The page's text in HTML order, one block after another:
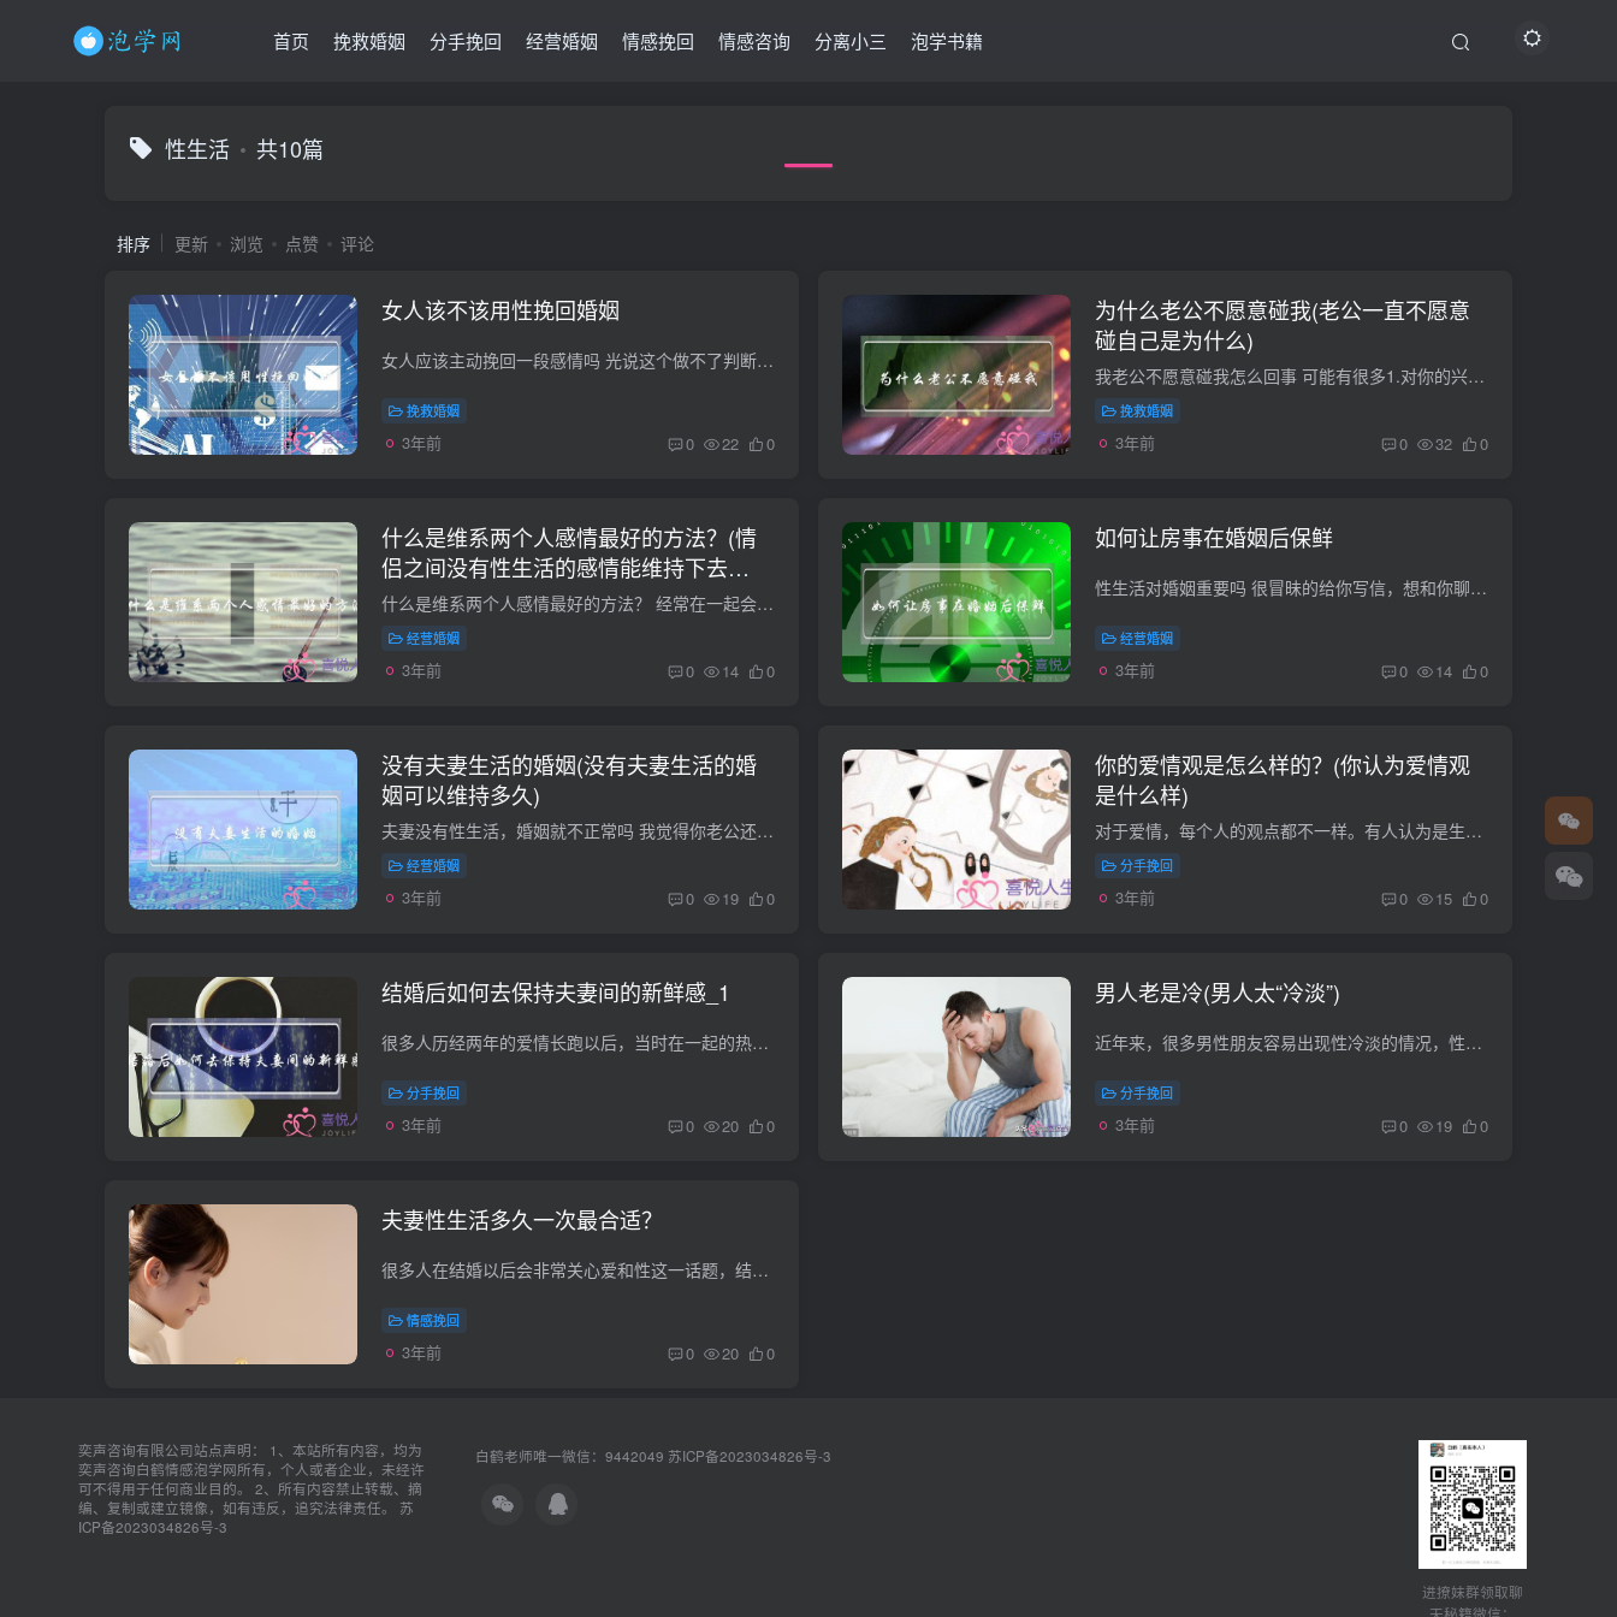
首页 挽救婚姻 分手挽回 经营婚姻 情感挽回 情感咨询 分离小三 泡学书籍
性生活 共10篇
排序 更新 浏览 点赞 评论
女人该不该用性挽回婚姻
女人应该主动挽回一段感情吗 光说这个做不了判断，感情就是男人和女人，当然只能是要么男人挽回，要么女人挽回，这个跟谁先提出分手的关系不大，也可能男方提出分手，然后自己又挽回了，也很常...
挽救婚姻
3年前 0 22 0
为什么老公不愿意碰我(老公一直不愿意
碰自己是为什么)
我老公不愿意碰我怎么回事 可能有很多1.对你的兴趣不大（当然不一定是不爱你了，可能就是他这方面欲望不是很强）2.每天工作很累3.也许在外面有人了，已经解决过了4.也许是他自己那方面有些不自...
挽救婚姻
3年前 0 32 0
什么是维系两个人感情最好的方法？(情
侣之间没有性生活的感情能维持下去
吗？)
什么是维系两个人感情最好的方法？ 经常在一起会暴露出对方各种各样的陋习，人都是没有完美的。用计只是维持一时，只有真心才能换取真意，只要你真心对她（他）。他自己永远留在你身边，即使是...
经营婚姻
3年前 0 14 0
如何让房事在婚姻后保鲜
性生活对婚姻重要吗 很冒昧的给你写信，想和你聊聊婚姻的话题。我和我老公结婚三年了，我是一个内向的女人，应该说有点封建吧。我的第一次是给我老公的，在性生活上我没有什么经验，好像也不是...
经营婚姻
3年前 0 14 0
没有夫妻生活的婚姻(没有夫妻生活的婚
姻可以维持多久)
夫妻没有性生活，婚姻就不正常吗 我觉得你老公还是爱你的，并且他处处在为你和家着想，这就说明他是很爱这个家的，只是他表达的方式不一样而已，性生活虽然在婚姻中很重要，但并不是没有性生活...
经营婚姻
3年前 0 19 0
你的爱情观是怎么样的？(你认为爱情观
是什么样)
对于爱情，每个人的观点都不一样。有人认为是生活中孤独的结果。有人认为是情感的寄托；有人认为是平等的情感交流；甚至有人认为它是生命的附属品，是生命的物质来源。那么，你对爱情的看法是什...
分手挽回
3年前 0 15 0
结婚后如何去保持夫妻间的新鲜感_1
很多人历经两年的爱情长跑以后，当时在一起的热情早已消退得烟消云散了，连最终的完婚都好像交课程一样，只是以便进行人生道路中的一次工作罢了。那样的婚姻生活日常生活将如一潭死水一样，全部...
分手挽回
3年前 0 20 0
男人老是冷(男人太“冷淡”)
近年来，很多男性朋友容易出现性冷淡的情况，性冷淡其实就是说，男性在性生活上提不起兴趣，有些男性朋友甚至不需要性生活，经常会出现性欲减少的情况。性冷淡对夫妻双方的影响是比较大的，而且...
分手挽回
3年前 0 19 0
夫妻性生活多久一次最合适？
很多人在结婚以后会非常关心爱和性这一话题，结婚以后性爱频率很高，可是性生活次数是否越多越好呢？夫妻性生活多久一次最好呢？如何安排性生活次数和時间？ 一、性和谐 为使夫妻生活过得和睦和...
情感挽回
3年前 0 20 0
奕声咨询有限公司站点声明： 1、本站所有内容，均为
奕声咨询白鹤情感泡学网所有，个人或者企业，未经许
可不得用于任何商业目的。 2、所有内容禁止转载、摘
编、复制或建立镜像，如有违反，追究法律责任。 苏
ICP备2023034826号-3
白鹤老师唯一微信：9442049 苏ICP备2023034826号-3
进撩妹群领取聊